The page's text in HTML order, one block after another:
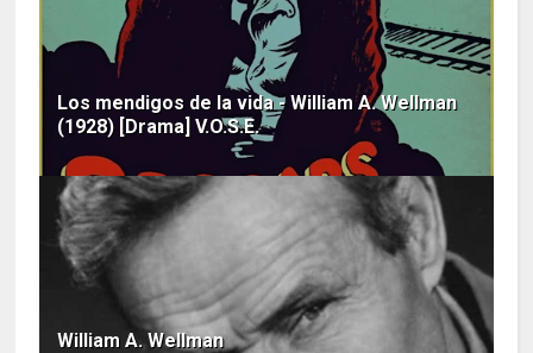
Los mendigos de la vida - William A. Wellman
(1928) [Drama] V.O.S.E.
William A. Wellman